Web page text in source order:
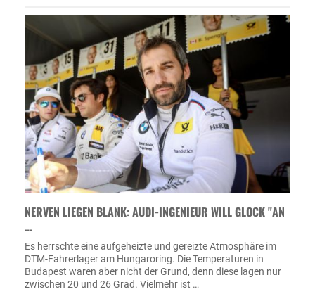
NERVEN LIEGEN BLANK: AUDI-INGENIEUR WILL GLOCK "AN
…
Es herrschte eine aufgeheizte und gereizte Atmosphäre im
DTM-Fahrerlager am Hungaroring. Die Temperaturen in
Budapest waren aber nicht der Grund, denn diese lagen nur
zwischen 20 und 26 Grad. Vielmehr ist …